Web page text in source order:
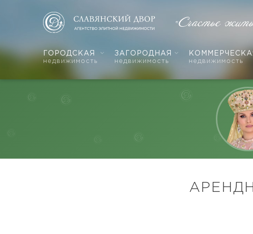
ГОРОДСКАЯ
недвижимость
ЗАГОРОДНАЯ
недвижимость недвижимость
«Счастье